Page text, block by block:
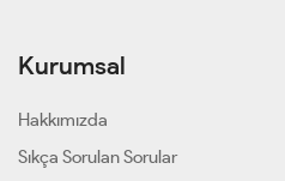
Kurumsal
Hakkımızda
Sıkça Sorulan Sorular